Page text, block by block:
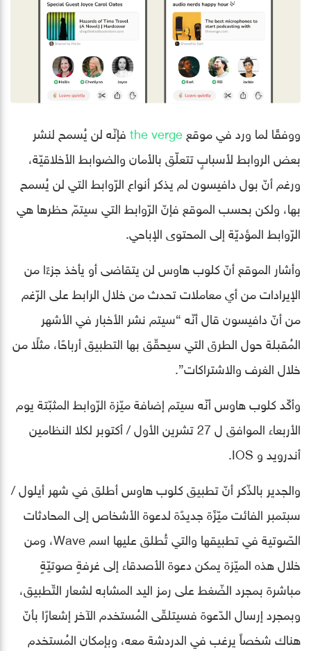
ووفقًا لما ورد في موقعthe vergeفإنّه لن يُسمح لنشر
بعض الروابط لأسبابٍ تتعلّق بالأمان والضوابط الأخلاقيّة،
ورغم أنّ بول دافيسون لم يذكر أنواع الرّوابط التي لن يُسمح
بها، ولكن بحسب الموقع فإنّ الرّوابط التي سيتمّ حظرها هي
الرّوابط المؤديّة إلى المحتوى الإباحي.
وأشار الموقع أنّ كلوب هاوس لن يتقاضى أو يأخذ جزءًا من
الإيرادات من أي معاملات تحدث من خلال الرابط على الرّغم
من أنّ دافيسون قال أنّه “سيتم نشر الأخبار في الأشهر
المُقبلة حول الطرق التي سيحقّق بها التطبيق أرباحًا، مثلًا من
خلال الغرف والاشتراكات”.
وأكّد كلوب هاوس أنّه سيتم إضافة ميّزة الرّوابط المثبّتة يوم
الأربعاء الموافق ل 27 تشرين الأول / أكتوبر لكلا النظامين
أندرويد و IOS.
والجدير بالذّكر أنّ تطبيق كلوب هاوس أطلق في شهر أيلول /
سبتمبر الفائت ميّزًة جديدًة لدعوة الأشخاص إلى المحادثات
الصّوتية في تطبيقها والتي تُطلق عليها اسم Wave، ومن
خلال هذه الميّزة يمكن دعوة الأصدقاء إلى غرفةٍ صوتيّةٍ
مباشرة بمجرد الضّغط على رمز اليد المشابه لشعار التّطبيق،
وبمجرد إرسال الدّعوة فسيتلقّى المُستخدم الآخر إشعارًا بأنّ
هناك شخصاً يرغب في الدردشة معه، وبإمكان المُستخدم